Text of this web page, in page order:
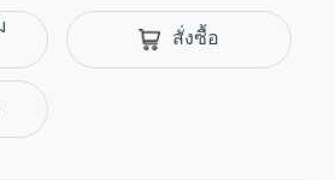
ารติดตั้งกล้อง IP ซึ่งสามารถเรียก
ผ่านสายเคเบิล CAT 5E / 6 ใน
นี้ยังรองรับระยะการส่งผ่านที่
ประหยัดค่าใช้จ่ายสําหรับ
ยเส้นใยและสายโคแอกเซียล
สั่งซื้อ